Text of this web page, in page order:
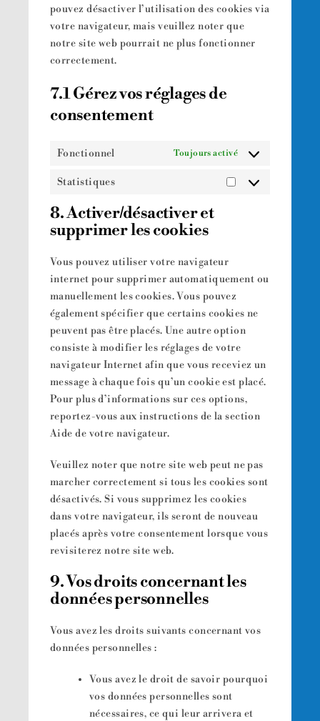
pouvez désactiver l’utilisation des cookies via
votre navigateur, mais veuillez noter que
notre site web pourrait ne plus fonctionner
correctement.
7.1 Gérez vos réglages de
consentement
Fonctionnel Toujours activé
Statistiques
Statistiques
8. Activer/désactiver et
supprimer les cookies
Vous pouvez utiliser votre navigateur
internet pour supprimer automatiquement ou
manuellement les cookies. Vous pouvez
également spécifier que certains cookies ne
peuvent pas être placés. Une autre option
consiste à modifier les réglages de votre
navigateur Internet afin que vous receviez un
message à chaque fois qu’un cookie est placé.
Pour plus d’informations sur ces options,
reportez-vous aux instructions de la section
Aide de votre navigateur.
Veuillez noter que notre site web peut ne pas
marcher correctement si tous les cookies sont
désactivés. Si vous supprimez les cookies
dans votre navigateur, ils seront de nouveau
placés après votre consentement lorsque vous
revisiterez notre site web.
9. Vos droits concernant les
données personnelles
Vous avez les droits suivants concernant vos
données personnelles :
Vous avez le droit de savoir pourquoi
vos données personnelles sont
nécessaires, ce qui leur arrivera et